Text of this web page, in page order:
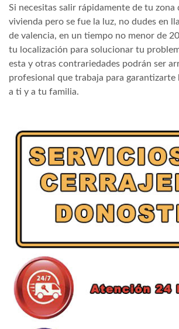
Si necesitas salir rápidamente de tu zona
vivienda pero se fue la luz, no dudes en
de valencia, en un tiempo no menor de
tu localización para solucionar tu
esta y otras contrariedades podrán ser
profesional que trabaja para garantizarte
a ti y a tu familia.